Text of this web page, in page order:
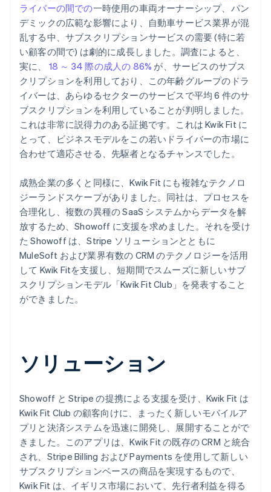
ライバーの間での一時使用の車両オーナーシップ、パン
デミックの広範な影響により、自動車サービス業界が混
乱する中、サブスクリプションサービスの需要 (特に若
い顧客の間で) は劇的に成長しました。調査によると、
実に、 18 ～ 34 際の成人の 86% が、サービスのサブス
クリプションを利用しており、この年齢グループのドラ
イバーは、あらゆるセクターのサービスで平均 6 件のサ
ブスクリプションを利用していることが判明しました。
これは非常に説得力のある証拠です。これは Kwik Fit に
とって、ビジネスモデルをこの若いドライバーの市場に
合わせて適応させる、先駆者となるチャンスでした。
成熟企業の多くと同様に、Kwik Fit にも複雑なテクノロ
ジーランドスケープがありました。同社は、プロセスを
合理化し、複数の異種の SaaS システムからデータを解
放するため、Showoff に支援を求めました。それを受け
た Showoff は、Stripe ソリューションとともに
MuleSoft および業界有数の CRM のテクノロジーを活用
して Kwik Fitを支援し、短期間でスムーズに新しいサブ
スクリプションモデル「Kwik Fit Club」を発表すること
ができました。
ソリューション
Showoff と Stripe の提携による支援を受け、Kwik Fit は
Kwik Fit Club の顧客向けに、まったく新しいモバイルア
プリと決済システムを迅速に開発し、展開することがで
きました。このアプリは、Kwik Fit の既存の CRM と統合
され、Stripe Billing および Payments を使用して新しい
サブスクリプションベースの商品を実現するもので、
Kwik Fit は、イギリス市場において、先行者利益を得る